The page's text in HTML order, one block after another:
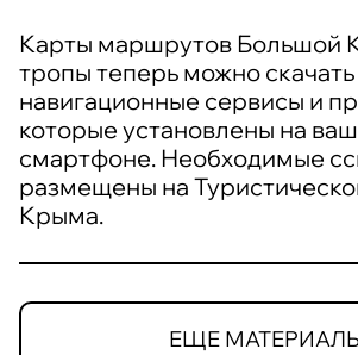
Карты маршрутов Большой
тропы теперь можно скачать
навигационные сервисы и
которые установлены на
смартфоне. Необходимые
размещены на
Крыма.
ЕЩЕ